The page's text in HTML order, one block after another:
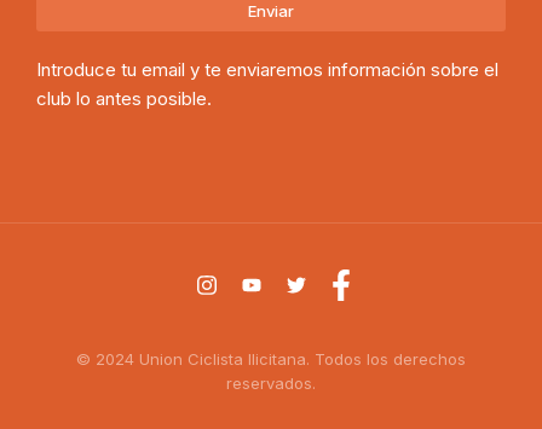
Enviar
Introduce tu email y te enviaremos información sobre el
club lo antes posible.
© 2024 Union Ciclista Ilicitana. Todos los derechos
reservados.